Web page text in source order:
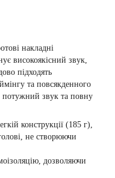
накладні
високоякісний звук,
підходять
та повсякденного
потужний звук та повну
конструкції (185 г),
не створюючи
дозволяючи